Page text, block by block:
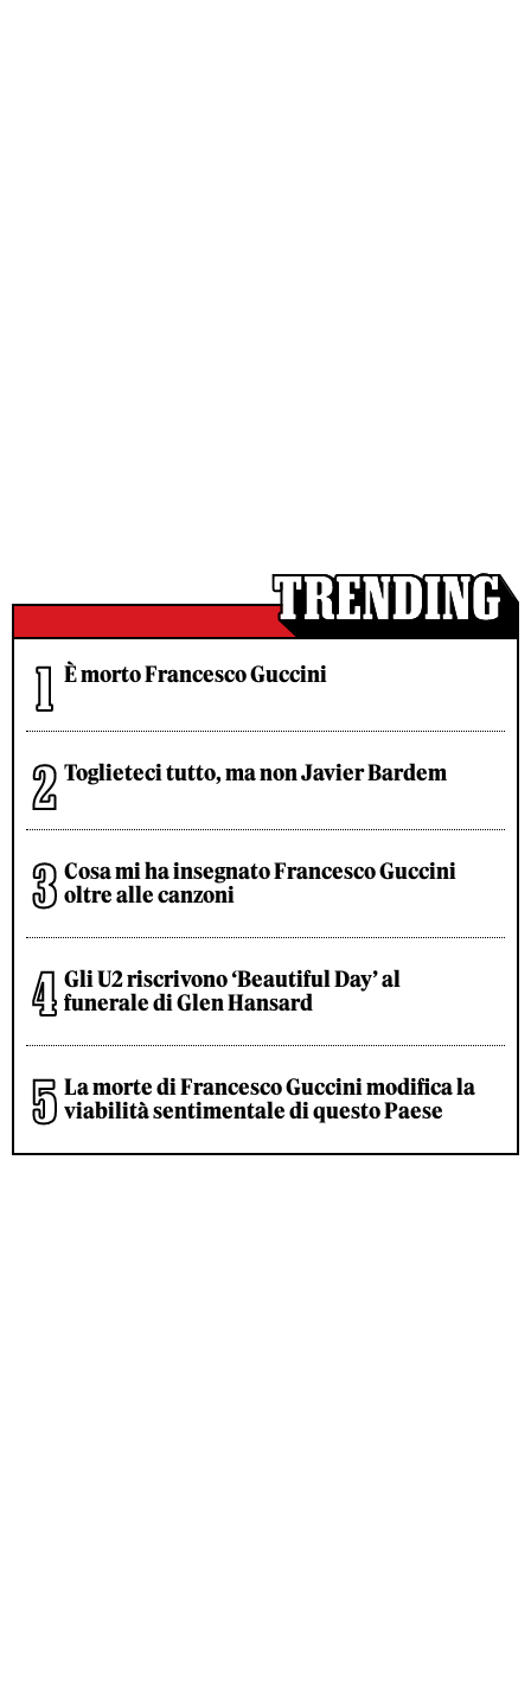
È morto Francesco Guccini
Toglieteci tutto, ma non Javier Bardem
Cosa mi ha insegnato Francesco Guccini
oltre alle canzoni
Gli U2 riscrivono ‘Beautiful Day’ al
funerale di Glen Hansard
La morte di Francesco Guccini modifica la
viabilità sentimentale di questo Paese